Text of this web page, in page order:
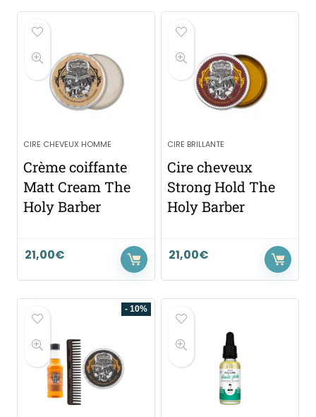
CIRE CHEVEUX HOMME
Crème coiffante
Matt Cream The
Holy Barber
21,00€
CIRE BRILLANTE
Cire cheveux
Strong Hold The
Holy Barber
21,00€
- 10%